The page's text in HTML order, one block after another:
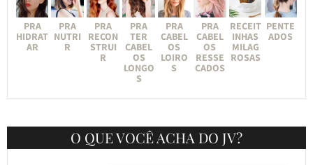
PRA
HIDRAT
AR
PRA
NUTRI
R
PRA
RECON
STRUI
R
PRA
TER
CABEL
OS
LONGO
S
PRA
CABEL
OS
LOIRO
S
PRA
CABEL
OS
RESSE
CADOS
RECEIT
INHAS
MILAG
ROSAS
PENTE
ADOS
O QUE VOCÊ ACHA DO JV?